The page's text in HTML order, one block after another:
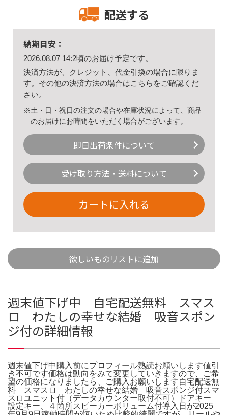
配送する
納期目安：
2026.08.07 14:2頃のお届け予定です。
決済方法が、クレジット、代金引換の場合に限りま
す。その他の決済方法の場合はこちら をご確認くだ
さい。
※土・日・祝日の注文の場合や在庫状況によって、商品
のお届けにお時間をいただく場合がございます。
即日出荷条件について
受け取り方法・送料について
カートに入れる
欲しいものリストに追加
週末値下げ中 自宅配送無料 スマス
ロ わたしの幸せな結婚 吸音スポン
ジ付の詳細情報
週末値下げ中購入前にプロフィール熟読お願いします値引
き不可です価格は動向をみて変更していきますので、ご希
望の価格になりましたら、ご購入お願いします自宅配送無
料 スマスロ わたしの幸せな結婚 吸音スポンジ付スマ
スロユニット付（データカウンター取付不可）ドアキー
設定キー、４箇所スピーカーボリューム付導入日が2025